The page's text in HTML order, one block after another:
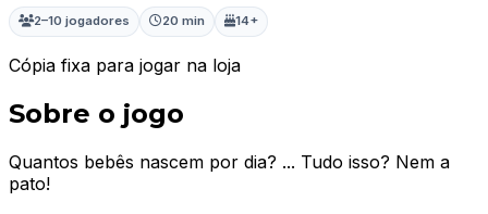
2–10 jogadores 20 min 14+
Cópia fixa para jogar na loja
Sobre o jogo
Quantos bebês nascem por dia? ... Tudo isso? Nem a
pato!